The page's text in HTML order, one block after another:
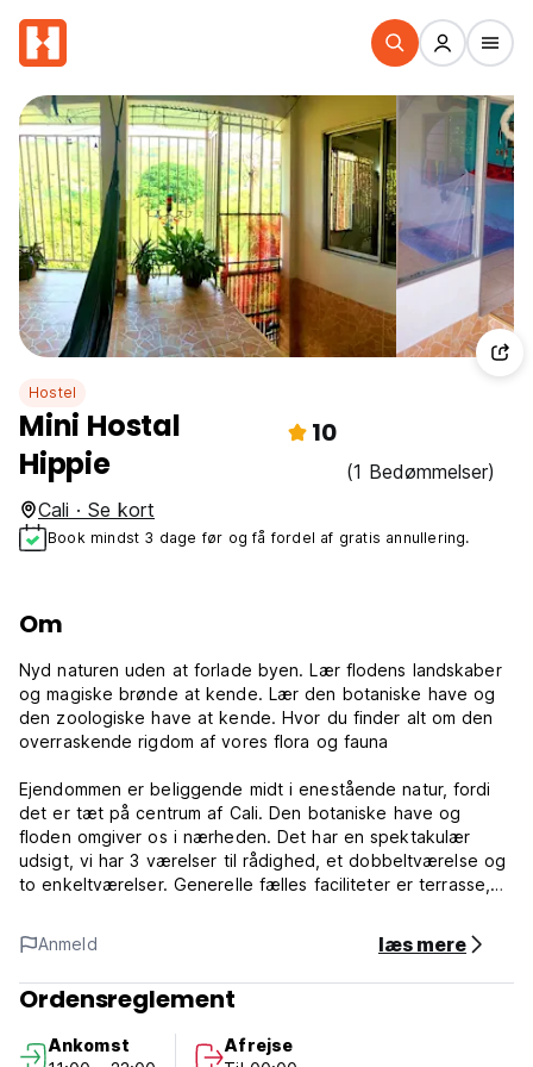
Hostel
Mini Hostal
Hippie
10
(1 Bedømmelser)
Cali · Se kort
Book mindst 3 dage før og få fordel af gratis annullering.
Om
Nyd naturen uden at forlade byen. Lær flodens landskaber
og magiske brønde at kende. Lær den botaniske have og
den zoologiske have at kende. Hvor du finder alt om den
overraskende rigdom af vores flora og fauna
Ejendommen er beliggende midt i enestående natur, fordi
det er tæt på centrum af Cali. Den botaniske have og
floden omgiver os i nærheden. Det har en spektakulær
udsigt, vi har 3 værelser til rådighed, et dobbeltværelse og
to enkeltværelser. Generelle fælles faciliteter er terrasse,
Det ligger 5 minutter fra centrum af Cali i bil, beliggenheden
er interessant, fordi det er den eneste flod, der er så tæt
på centrum af Cali med utrolige landskaber og brønde. Og
offentlig transport. Det er et naturligt, roligt miljø.
Anmeld læs mere
Ordensreglement
Ankomst
Afrejse